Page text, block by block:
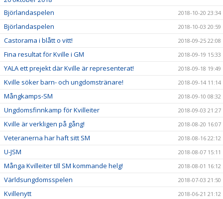
Björlandaspelen 2018-10-20 23:34
Björlandaspelen 2018-10-03 20:59
Castorama i blått o vitt! 2018-09-25 22:08
Fina resultat för Kville i GM 2018-09-19 15:33
YALA ett prejekt där Kville är representerat! 2018-09-18 19:49
Kville söker barn- och ungdomstränare! 2018-09-14 11:14
Mångkamps-SM 2018-09-10 08:32
Ungdomsfinnkamp för Kvilleiter 2018-09-03 21:27
Kville är verkligen på gång! 2018-08-20 16:07
Veteranerna har haft sitt SM 2018-08-16 22:12
U-JSM 2018-08-07 15:11
Många Kvilleiter till SM kommande helg! 2018-08-01 16:12
Världsungdomsspelen 2018-07-03 21:50
Kvillenytt 2018-06-21 21:12